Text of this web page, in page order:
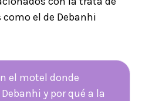
el de Debanhi
el motel donde
y por qué a la